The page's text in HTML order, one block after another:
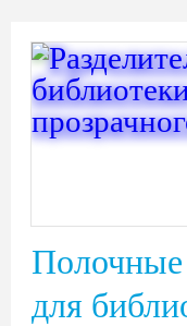
Полочные
для